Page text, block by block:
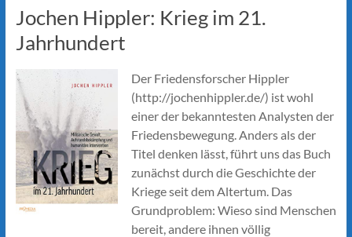
Jochen Hippler: Krieg im 21.
Jahrhundert
Der Friedensforscher Hippler
(http://jochenhippler.de/) ist wohl
einer der bekanntesten Analysten der
Friedensbewegung. Anders als der
Titel denken lässt, führt uns das Buch
zunächst durch die Geschichte der
Kriege seit dem Altertum. Das
Grundproblem: Wieso sind Menschen
bereit, andere ihnen völlig